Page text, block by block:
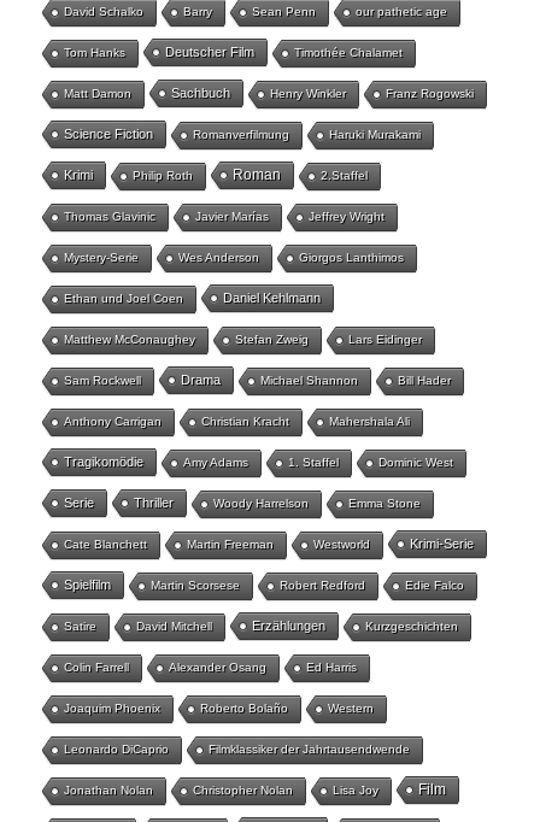
David Schalko Barry Sean Penn our pathetic age
Tom Hanks Deutscher Film Timothée Chalamet
Matt Damon Sachbuch Henry Winkler Franz Rogowski
Science Fiction Romanverfilmung Haruki Murakami
Krimi Philip Roth Roman 2.Staffel
Thomas Glavinic Javier Marías Jeffrey Wright
Mystery-Serie Wes Anderson Giorgos Lanthimos
Ethan und Joel Coen Daniel Kehlmann
Matthew McConaughey Stefan Zweig Lars Eidinger
Sam Rockwell Drama Michael Shannon Bill Hader
Anthony Carrigan Christian Kracht Mahershala Ali
Tragikomödie Amy Adams 1. Staffel Dominic West
Serie Thriller Woody Harrelson Emma Stone
Cate Blanchett Martin Freeman Westworld Krimi-Serie
Spielfilm Martin Scorsese Robert Redford Edie Falco
Satire David Mitchell Erzählungen Kurzgeschichten
Colin Farrell Alexander Osang Ed Harris
Joaquim Phoenix Roberto Bolaño Western
Leonardo DiCaprio Filmklassiker der Jahrtausendwende
Jonathan Nolan Christopher Nolan Lisa Joy Film